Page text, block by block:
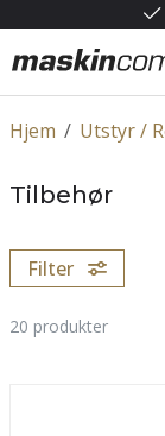
/
Hjem Utstyr /
Tilbehør
Filter
20 produkter